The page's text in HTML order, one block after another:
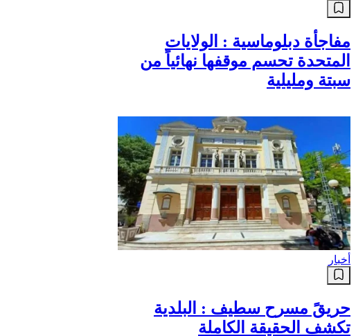
مفاجأة دبلوماسية : الولايات
المتحدة تحسم موقفها نهائياً من
سبتة ومليلية
أخبار
حريقً مسرح سطيف : البلدية
تكشف الحقيقة الكاملة